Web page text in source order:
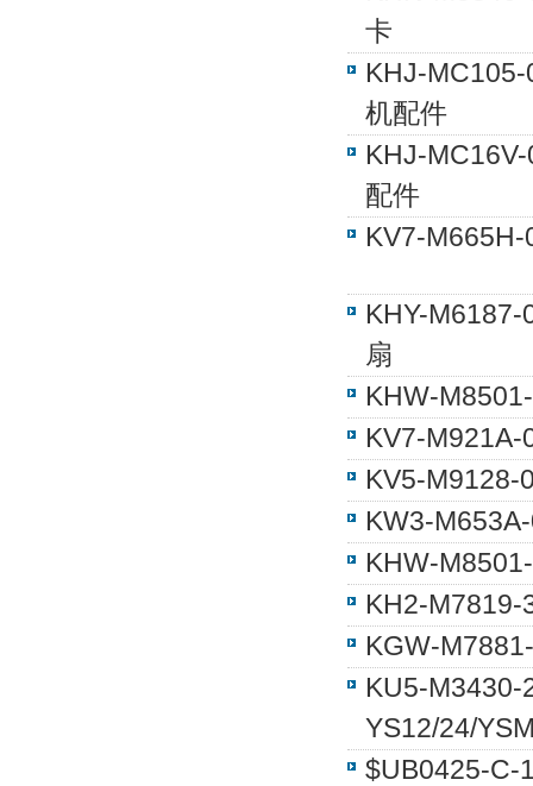
卡
KHJ-
机配件
KHJ-
配件
KV7-M665H-
KHY-
扇
KHW-
KV7-M921A-
KV5-M9128-
KW3-
KHW-
KH2-M7819-
KGW-
KU5-M3430-
YS12/24/
$UB0425-C-